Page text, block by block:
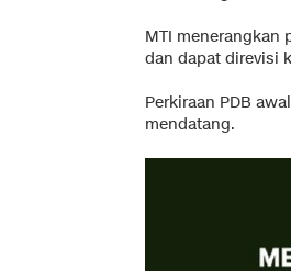
MTI menerangkan
dan dapat direvisi
Perkiraan PDB
mendatang.